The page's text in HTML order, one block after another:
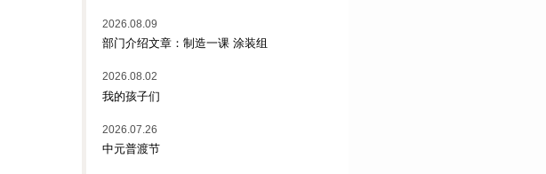
2026.08.09
部门介绍文章：制造一课 涂装组
2026.08.02
我的孩子们
2026.07.26
中元普渡节